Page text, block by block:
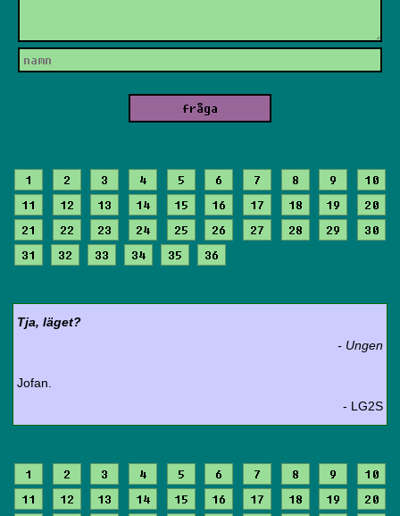
1 2 3 4 5 6 7 8 9
10
11
12 13 14 15 16 17 18 19
20
21
22 23 24 25 26 27 28 29
30
31
32 33 34 35 36
Tja, läget?
- Ungen
Jofan.
- LG2S
1 2 3 4 5 6 7 8 9
10
11
12 13 14 15 16 17 18 19 20